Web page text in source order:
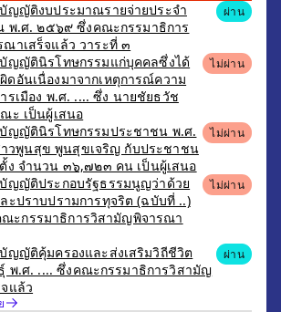
ญญัติงบประมาณรายจ่ายประจำ
พ.ศ. ๒๕๖๙ ซึ่งคณะกรรมาธิการ
าเสร็จแล้ว วาระที่ ๓
ผ่าน
ญญัตินิรโทษกรรมแก่บุคคลซึ่งได้
ดอันเนื่องมาจากเหตุการณ์ความ
รเมือง พ.ศ. .... ซึ่ง นายชัยธวัช
ะ เป็นผู้เสนอ
ไม่ผ่าน
ญญัตินิรโทษกรรมประชาชน พ.ศ.
าวพูนสุข พูนสุขเจริญ กับประชาชน
ง จำนวน ๓๖,๗๒๓ คน เป็นผู้เสนอ
ไม่ผ่าน
ญญัติประกอบรัฐธรรมนูญว่าด้วย
ะปราบปรามการทุจริต (ฉบับที่ ..)
ะกรรมาธิการวิสามัญพิจารณา
ไม่ผ่าน
ญญัติคุ้มครองและส่งเสริมวิถีชีวิต
พ.ศ. .... ซึ่งคณะกรรมาธิการวิสามัญ
แล้ว
ผ่าน